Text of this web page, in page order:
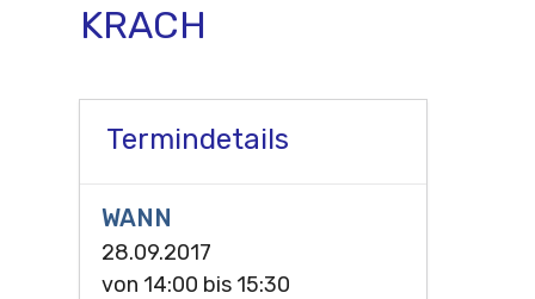
KRACH
Termindetails
WANN
28.09.2017
von 14:00 bis 15:30